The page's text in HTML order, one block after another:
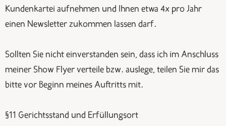
Kundenkartei aufnehmen und Ihnen etwa 4x pro Jahr
einen Newsletter zukommen lassen darf.
Sollten Sie nicht einverstanden sein, dass ich im Anschluss
meiner Show Flyer verteile bzw. auslege, teilen Sie mir das
bitte vor Beginn meines Auftritts mit.
§11 Gerichtsstand und Erfüllungsort